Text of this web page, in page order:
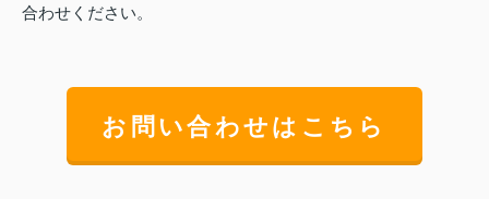
合わせください。
お問い合わせはこちら